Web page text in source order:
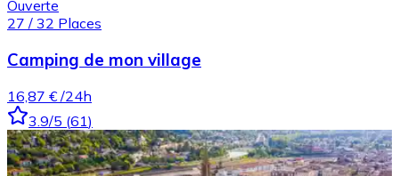
Ouverte
27 / 32 Places
Camping de mon village
16,87 € /24h
3.9/5 (61)